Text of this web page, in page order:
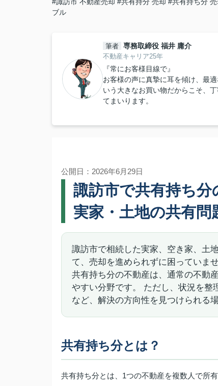
ブル
筆者 専務取締役 福井 庸介
不動産キャリア25年
『常にお客様目線で』
お客様の声に真摯に耳を傾け、最
いう大きなお買い物だからこそ、
てまいります。
公開日：2026年6月29日
諏訪市で共有持ち
実家・土地の共有問
諏訪市で相続した実家、空き家、土
て、売却を進められずに困っていませ
共有持ち分の不動産は、通常の不動
やすい分野です。 ただし、状況を整
など、解決の方向性を見つけられる
共有持ち分とは？
共有持ち分とは、1つの不動産を複数人で所